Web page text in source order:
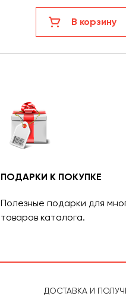
В корзину
ПОДАРКИ К ПОКУПКЕ
Полезные подарки для
товаров каталога.
ДОСТАВКА И